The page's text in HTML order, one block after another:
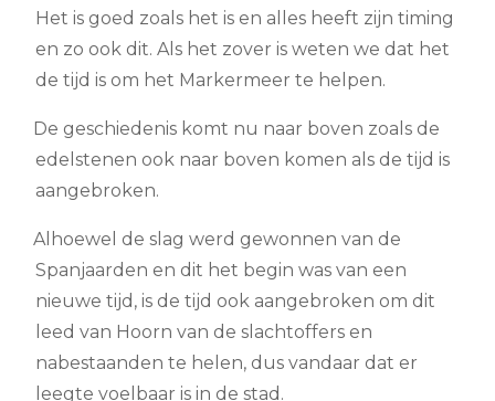
Het is goed zoals het is en alles heeft zijn timing
en zo ook dit. Als het zover is weten we dat het
de tijd is om het Markermeer te helpen.
De geschiedenis komt nu naar boven zoals de
edelstenen ook naar boven komen als de tijd is
aangebroken.
Alhoewel de slag werd gewonnen van de
Spanjaarden en dit het begin was van een
nieuwe tijd, is de tijd ook aangebroken om dit
leed van Hoorn van de slachtoffers en
nabestaanden te helen, dus vandaar dat er
leegte voelbaar is in de stad.